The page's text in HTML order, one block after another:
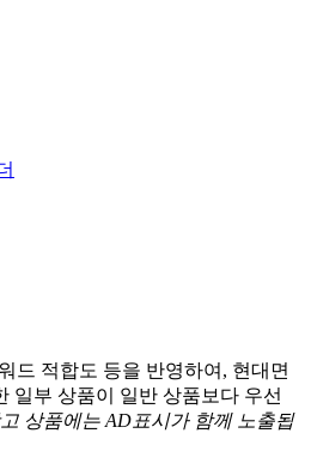
드 적합도 등을 반영하여, 현대면
일부 상품이 일반 상품보다 우선
상품에는 AD표시가 함께 노출됩